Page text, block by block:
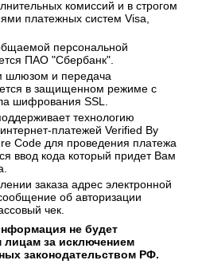
на платежный шлюз ПАО
Вам способом.
картам любого банка
комиссий и в строгом
платежных систем Visa,
персональной
ПАО "Сбербанк".
шлюзом и передача
в защищенном режиме с
шифрования SSL.
технологию
платежей Verified By
Code для проведения платежа
ввод кода который придет Вам
заказа адрес электронной
об авторизации
чек.